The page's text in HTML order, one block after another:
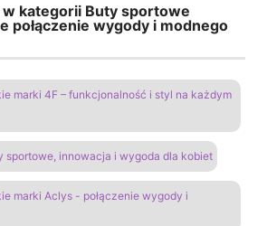
w kategorii Buty sportowe
połączenie wygody i modnego
marki 4F – funkcjonalność i styl na każdym
sportowe, innowacja i wygoda dla kobiet
marki Aclys - połączenie wygody i